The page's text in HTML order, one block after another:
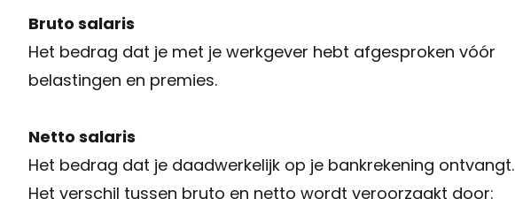
Bruto salaris
Het bedrag dat je met je werkgever hebt afgesproken vóór
belastingen en premies.
Netto salaris
Het bedrag dat je daadwerkelijk op je bankrekening ontvangt.
Het verschil tussen bruto en netto wordt veroorzaakt door: